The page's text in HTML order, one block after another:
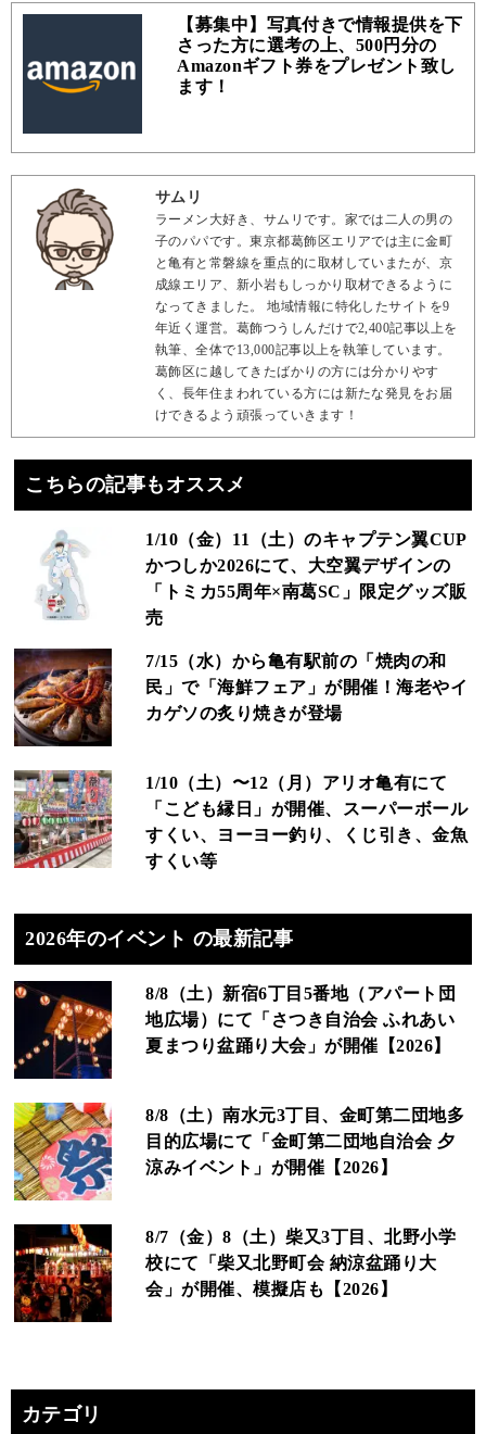
【募集中】写真付きで情報提供を下
さった方に選考の上、500円分の
Amazonギフト券をプレゼント致し
ます！
サムリ
ラーメン大好き、サムリです。家では二人の男の
子のパパです。東京都葛飾区エリアでは主に金町
と亀有と常磐線を重点的に取材していまたが、京
成線エリア、新小岩もしっかり取材できるように
なってきました。 地域情報に特化したサイトを9
年近く運営。葛飾つうしんだけで2,400記事以上を
執筆、全体で13,000記事以上を執筆しています。
葛飾区に越してきたばかりの方には分かりやす
く、長年住まわれている方には新たな発見をお届
けできるよう頑張っていきます！
こちらの記事もオススメ
1/10（金）11（土）のキャプテン翼CUP
かつしか2026にて、大空翼デザインの
「トミカ55周年×南葛SC」限定グッズ販
売
7/15（水）から亀有駅前の「焼肉の和
民」で「海鮮フェア」が開催！海老やイ
カゲソの炙り焼きが登場
1/10（土）〜12（月）アリオ亀有にて
「こども縁日」が開催、スーパーボール
すくい、ヨーヨー釣り、くじ引き、金魚
すくい等
2026年のイベント の最新記事
8/8（土）新宿6丁目5番地（アパート団
地広場）にて「さつき自治会 ふれあい
夏まつり盆踊り大会」が開催【2026】
8/8（土）南水元3丁目、金町第二団地多
目的広場にて「金町第二団地自治会 夕
涼みイベント」が開催【2026】
8/7（金）8（土）柴又3丁目、北野小学
校にて「柴又北野町会 納涼盆踊り大
会」が開催、模擬店も【2026】
カテゴリ